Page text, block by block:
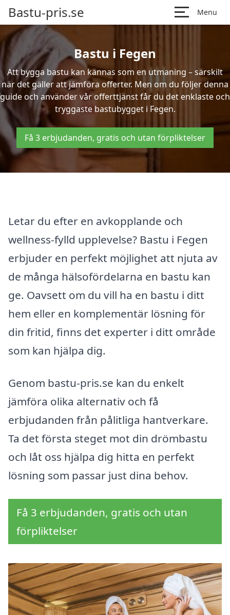
Bastu-pris.se Menu
Bastu i Fegen
Att bygga bastu kan kännas som en utmaning – särskilt
när det gäller att jämföra offerter. Men om du följer denna
guide och använder vår offerttjänst får du det enklaste och
tryggaste bastubygget i Fegen.
Få 3 erbjudanden, gratis och utan förpliktelser
Letar du efter en avkopplande och
wellness-fylld upplevelse? Bastu i Fegen
erbjuder en perfekt möjlighet att njuta av
de många hälsofördelarna en bastu kan
ge. Oavsett om du vill ha en bastu i ditt
hem eller en komplementär lösning för
din fritid, finns det experter i ditt område
som kan hjälpa dig.
Genom bastu-pris.se kan du enkelt
jämföra olika alternativ och få
erbjudanden från pålitliga hantverkare.
Ta det första steget mot din drömbastu
och låt oss hjälpa dig hitta en perfekt
lösning som passar just dina behov.
Få 3 erbjudanden, gratis och utan
förpliktelser